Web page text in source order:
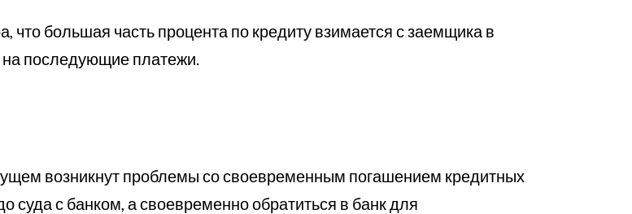
что большая часть процента по кредиту взимается с заемщика в
на последующие платежи.
возникнут проблемы со своевременным погашением кредитных
суда с банком, а своевременно обратиться в банк для